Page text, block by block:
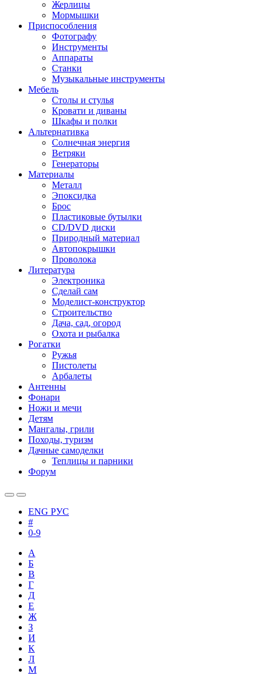
Жерлицы
Мормышки
Приспособления
Фотографу
Инструменты
Аппараты
Станки
Музыкальные инструменты
Мебель
Столы и стулья
Кровати и диваны
Шкафы и полки
Альтернативка
Солнечная энергия
Ветряки
Генераторы
Материалы
Металл
Эпоксидка
Брос
Пластиковые бутылки
CD/DVD диски
Природный материал
Автопокрышки
Проволока
Литература
Электроника
Сделай сам
Моделист-конструктор
Строительство
Дача, сад, огород
Охота и рыбалка
Рогатки
Ружья
Пистолеты
Арбалеты
Антенны
Фонари
Ножи и мечи
Детям
Мангалы, грили
Походы, туризм
Дачные самоделки
Теплицы и парники
Форум
ENG РУС
#
0-9
А
Б
В
Г
Д
Е
Ж
З
И
К
Л
М